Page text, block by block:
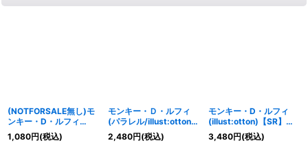
(NOTFORSALE無し)モ
ンキー・D・ルフィ
【P】{P-061}
1,080円(税込)
モンキー・Ｄ・ルフィ
(パラレル/illust:otton)
【SR/P】{OP12-015}
2,480円(税込)
モンキー・D・ルフィ
(illust:otton)【SR】
{OP07-109}
3,480円(税込)